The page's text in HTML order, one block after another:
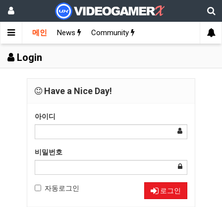
메인 News Community
Login
Have a Nice Day!
아이디
비밀번호
자동로그인 로그인